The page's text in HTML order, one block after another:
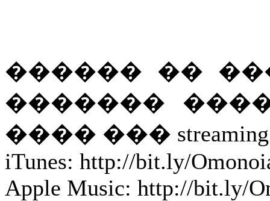
������ ��
�������
���� ���
iTunes: http://bit.ly/
Apple Music: http://bit.ly/